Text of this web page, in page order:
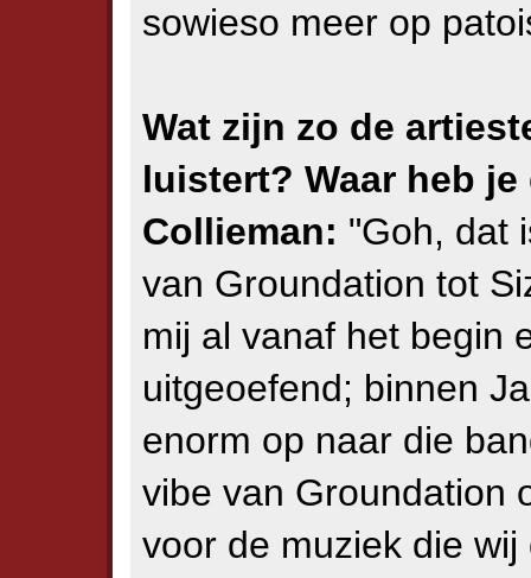
sowieso meer op
Wat zijn zo de
luistert? Waar heb
Collieman: "Goh, dat
van Groundation tot
mij al vanaf het begin
uitgeoefend; binnen
enorm op naar die
vibe van Groundation
voor de muziek die